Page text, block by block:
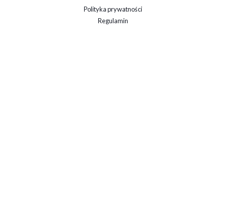
Polityka prywatności
Regulamin